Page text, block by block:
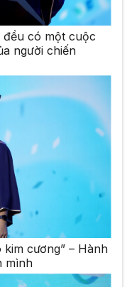
đều có một cuộc
người chiến
cương” – Hành
mình